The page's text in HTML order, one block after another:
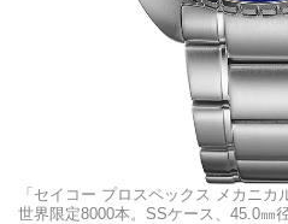
「セイコー プロスペックス メカニカ
世界限定8000本。SSケース、45.0㎜